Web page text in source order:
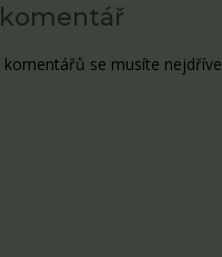
komentářů se musíte nejdříve